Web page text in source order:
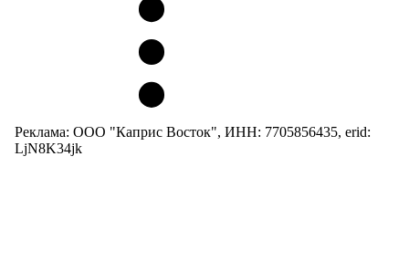
Реклама: ООО "Каприс Восток", ИНН: 7705856435, erid:
LjN8K34jk